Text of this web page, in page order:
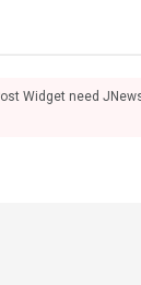
Widget need